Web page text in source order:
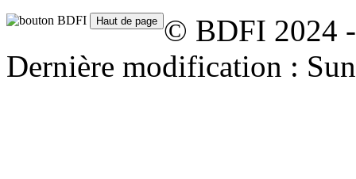
© BDFI 2024
Dernière modification :